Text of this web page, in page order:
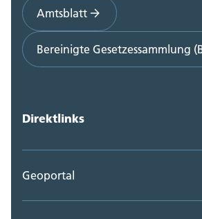
Amtsblatt
Bereinigte Gesetzessammlung
Direktlinks
Geoportal